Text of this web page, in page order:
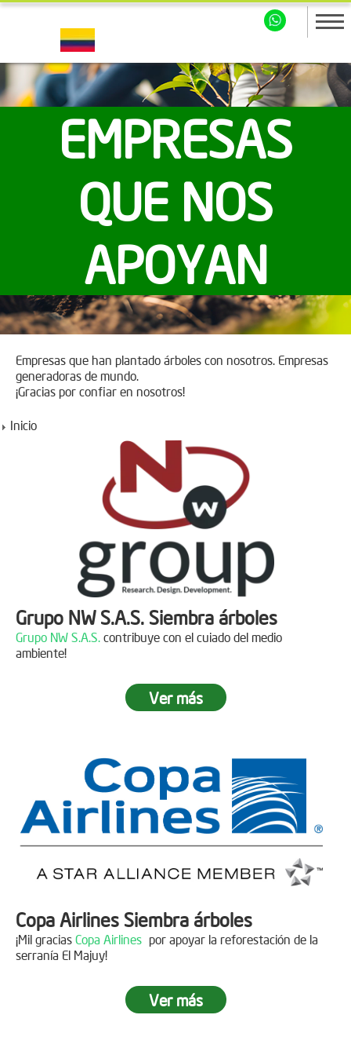
EMPRESAS
QUE NOS
APOYAN
Empresas que han plantado árboles con nosotros. Empresas
generadoras de mundo.
¡Gracias por confiar en nosotros!
Inicio
Grupo NW S.A.S. Siembra árboles
Grupo NW S.A.S. contribuye con el cuiado del medio
ambiente!
Jornada de reforestación
15 personas
Ver más
Copa Airlines Siembra árboles
¡Mil gracias Copa Airlines por apoyar la reforestación de la
serranía El Majuy!
Siembra en el Páramo Aguas Vivas
Ver más